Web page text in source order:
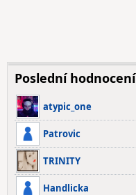
Poslední hodnocení
atypic_one
Patrovic
TRINITY
Handlicka